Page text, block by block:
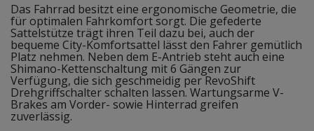
Das Fahrrad besitzt eine ergonomische Geometrie, die
für optimalen Fahrkomfort sorgt. Die gefederte
Sattelstütze trägt ihren Teil dazu bei, auch der
bequeme City-Komfortsattel lässt den Fahrer gemütlich
Platz nehmen. Neben dem E-Antrieb steht auch eine
Shimano-Kettenschaltung mit 6 Gängen zur
Verfügung, die sich geschmeidig per RevoShift
Drehgriffschalter schalten lassen. Wartungsarme V-
Brakes am Vorder- sowie Hinterrad greifen
zuverlässig.